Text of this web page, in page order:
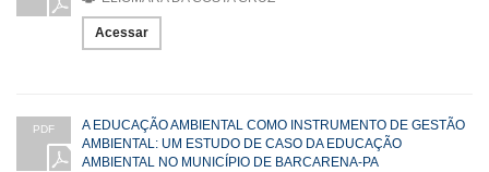
Acessar
PDF
A EDUCAÇÃO AMBIENTAL COMO INSTRUMENTO DE GESTÃO
AMBIENTAL: UM ESTUDO DE CASO DA EDUCAÇÃO
AMBIENTAL NO MUNICÍPIO DE BARCARENA-PA